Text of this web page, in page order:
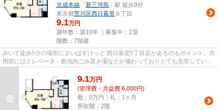
京成本線 「 新三河島 」駅 徒歩9分
東京都荒川区西日暮里 ６丁目
9.1万円
築年数：築10年 ｜募集中： 1室
階数：7階建
歩いて徒歩5分の場所にまいばすけっと 西日暮里5丁目店があるのもポイント。共
用部にはエレベータ・敷地内ごみ置き場などが備わっておりとても充実していま
9.1万円
(管理費・共益費 6,000円)
敷：0万円｜礼：1ヶ月
所在階：2階